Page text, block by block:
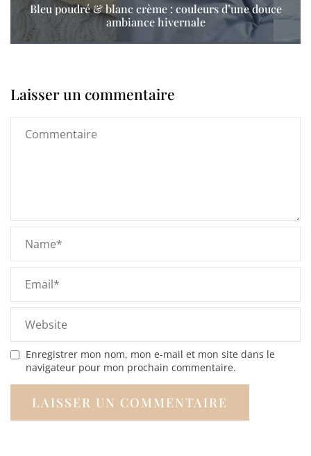
Bleu poudré & blanc crème : couleurs d’une douce
ambiance hivernale
Laisser un commentaire
Enregistrer mon nom, mon e-mail et mon site dans le
navigateur pour mon prochain commentaire.